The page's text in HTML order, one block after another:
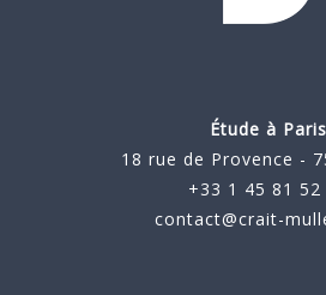
Étude à Paris
18 rue de Provence -
+33 1 45 81 52
contact@crait-